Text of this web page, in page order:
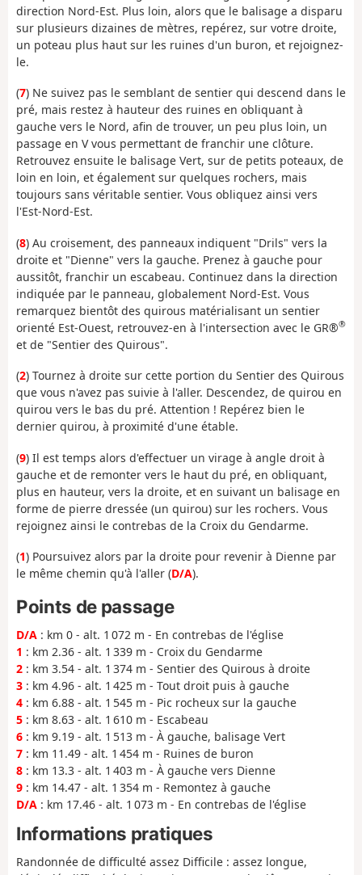
direction Nord-Est. Plus loin, alors que le balisage a disparu
sur plusieurs dizaines de mètres, repérez, sur votre droite,
un poteau plus haut sur les ruines d'un buron, et rejoignez-
le.
(7) Ne suivez pas le semblant de sentier qui descend dans le
pré, mais restez à hauteur des ruines en obliquant à
gauche vers le Nord, afin de trouver, un peu plus loin, un
passage en V vous permettant de franchir une clôture.
Retrouvez ensuite le balisage Vert, sur de petits poteaux, de
loin en loin, et également sur quelques rochers, mais
toujours sans véritable sentier. Vous obliquez ainsi vers
l'Est-Nord-Est.
(8) Au croisement, des panneaux indiquent "Drils" vers la
droite et "Dienne" vers la gauche. Prenez à gauche pour
aussitôt, franchir un escabeau. Continuez dans la direction
indiquée par le panneau, globalement Nord-Est. Vous
remarquez bientôt des quirous matérialisant un sentier
orienté Est-Ouest, retrouvez-en à l'intersection avec le GR®®
et de "Sentier des Quirous".
(2) Tournez à droite sur cette portion du Sentier des Quirous
que vous n'avez pas suivie à l'aller. Descendez, de quirou en
quirou vers le bas du pré. Attention ! Repérez bien le
dernier quirou, à proximité d'une étable.
(9) Il est temps alors d'effectuer un virage à angle droit à
gauche et de remonter vers le haut du pré, en obliquant,
plus en hauteur, vers la droite, et en suivant un balisage en
forme de pierre dressée (un quirou) sur les rochers. Vous
rejoignez ainsi le contrebas de la Croix du Gendarme.
(1) Poursuivez alors par la droite pour revenir à Dienne par
le même chemin qu'à l'aller (D/A).
Points de passage
D/A : km 0 - alt. 1 072 m - En contrebas de l'église
1 : km 2.36 - alt. 1 339 m - Croix du Gendarme
2 : km 3.54 - alt. 1 374 m - Sentier des Quirous à droite
3 : km 4.96 - alt. 1 425 m - Tout droit puis à gauche
4 : km 6.88 - alt. 1 545 m - Pic rocheux sur la gauche
5 : km 8.63 - alt. 1 610 m - Escabeau
6 : km 9.19 - alt. 1 513 m - À gauche, balisage Vert
7 : km 11.49 - alt. 1 454 m - Ruines de buron
8 : km 13.3 - alt. 1 403 m - À gauche vers Dienne
9 : km 14.47 - alt. 1 354 m - Remontez à gauche
D/A : km 17.46 - alt. 1 073 m - En contrebas de l'église
Informations pratiques
Randonnée de difficulté assez Difficile : assez longue,